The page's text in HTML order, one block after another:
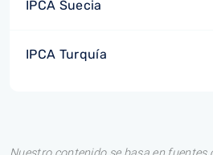
IPCA Suecia
IPCA Turquía